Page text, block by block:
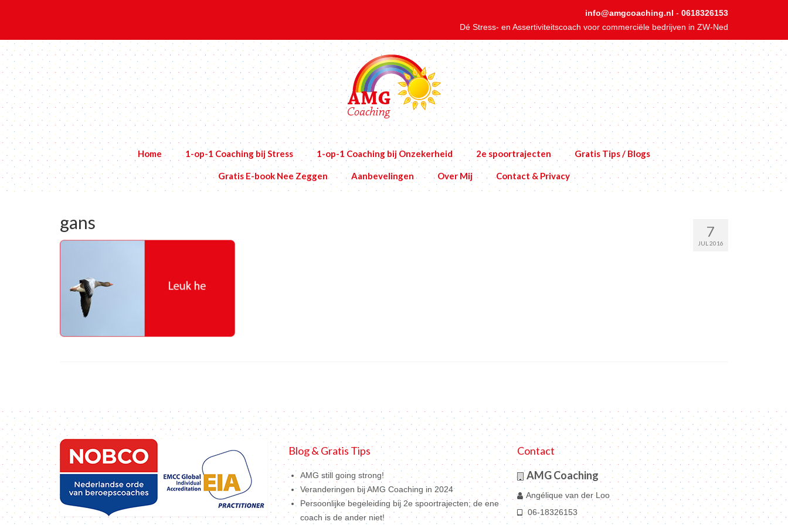
info@amgcoaching.nl - 0618326153
Dé Stress- en Assertiviteitscoach voor commerciële bedrijven in ZW-Ned
Home 1-op-1 Coaching bij Stress 1-op-1 Coaching bij Onzekerheid 2e spoortrajecten Gratis Tips / Blogs
Gratis E-book Nee Zeggen Aanbevelingen Over Mij Contact & Privacy
7
JUL 2016
gans
Blog & Gratis Tips
AMG still going strong!
Veranderingen bij AMG Coaching in 2024
Persoonlijke begeleiding bij 2e spoortrajecten; de ene
coach is de ander niet!
Contact
AMG Coaching
Angélique van der Loo
06-18326153